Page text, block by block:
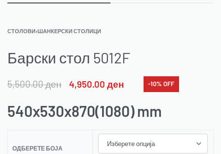
СТОЛОВИ›ШАНКЕРСКИ СТОЛИЦИ
Барски стол 5012F
5,500.00ден 4,950.00 ден -10% OFF
540x530x870(1080) mm
ОДБЕРЕТЕ БОЈА